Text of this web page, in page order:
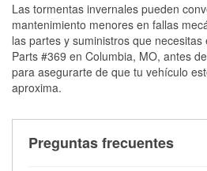
Las tormentas invernales pueden
mantenimiento menores en fallas
las partes y suministros que necesitas
Parts #369 en Columbia, MO, antes
para asegurarte de que tu vehículo
aproxima.
Preguntas frecuentes